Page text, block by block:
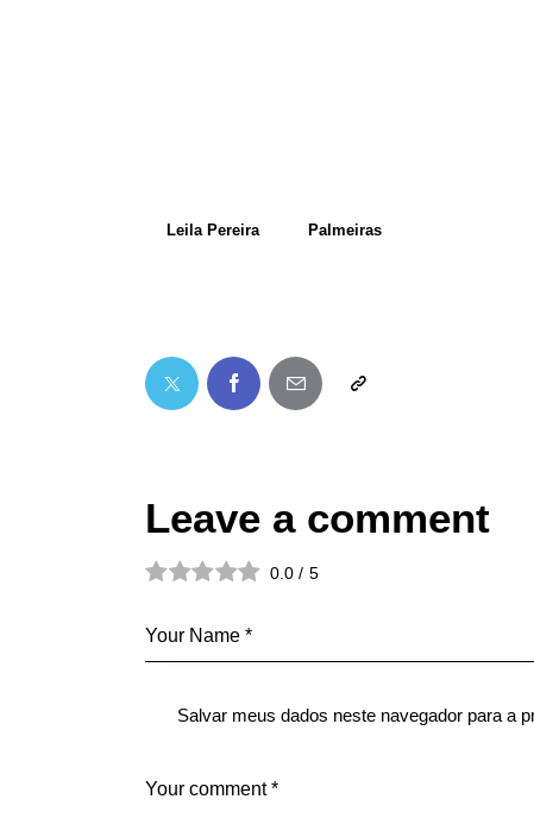
Leila Pereira Palmeiras
Leave a comment
0.0 / 5
Salvar meus dados neste navegador para a